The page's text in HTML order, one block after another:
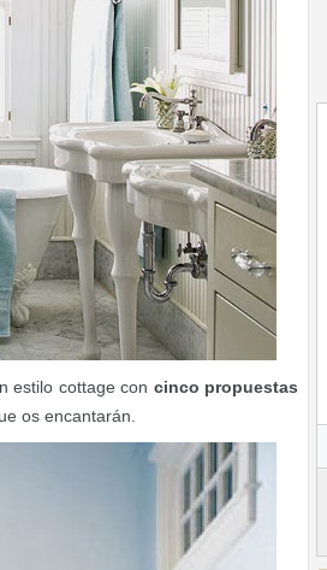
estilo cottage con cinco propuestas
os encantarán.